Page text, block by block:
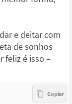
e deitar com
de sonhos
feliz é isso –